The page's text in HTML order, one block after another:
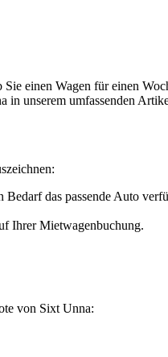
einen Wagen für einen
in unserem umfassenden
das passende Auto
Ihrer Mietwagenbuchung.
von Sixt Unna: